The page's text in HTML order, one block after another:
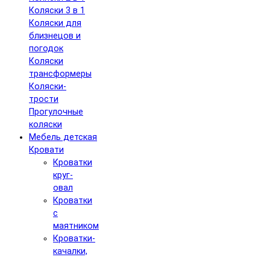
Коляски 3 в 1
Коляски для
близнецов и
погодок
Коляски
трансформеры
Коляски-
трости
Прогулочные
коляски
Мебель детская
Кровати
Кроватки
круг-
овал
Кроватки
с
маятником
Кроватки-
качалки,